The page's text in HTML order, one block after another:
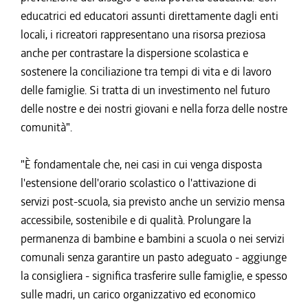
educatrici ed educatori assunti direttamente dagli enti
locali, i ricreatori rappresentano una risorsa preziosa
anche per contrastare la dispersione scolastica e
sostenere la conciliazione tra tempi di vita e di lavoro
delle famiglie. Si tratta di un investimento nel futuro
delle nostre e dei nostri giovani e nella forza delle nostre
comunità".
"È fondamentale che, nei casi in cui venga disposta
l'estensione dell'orario scolastico o l'attivazione di
servizi post-scuola, sia previsto anche un servizio mensa
accessibile, sostenibile e di qualità. Prolungare la
permanenza di bambine e bambini a scuola o nei servizi
comunali senza garantire un pasto adeguato - aggiunge
la consigliera - significa trasferire sulle famiglie, e spesso
sulle madri, un carico organizzativo ed economico